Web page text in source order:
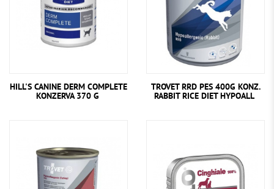
HILL'S CANINE DERM COMPLETE
KONZERVA 370 G
TROVET RRD PES 400G KONZ.
RABBIT RICE DIET HYPOALL